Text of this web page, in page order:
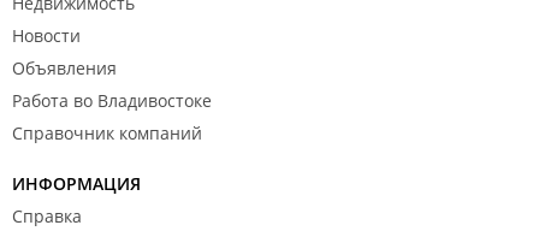
Новости
Объявления
Работа во Владивостоке
Справочник компаний
ИНФОРМАЦИЯ
Справка